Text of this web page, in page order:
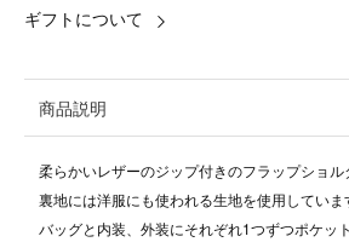
ギフトについて
商品説明
柔らかいレザーのジップ付きのフラップショ
裏地には洋服にも使われる生地を使用していま
バッグと内装、外装にそれぞれ1つずつポケッ